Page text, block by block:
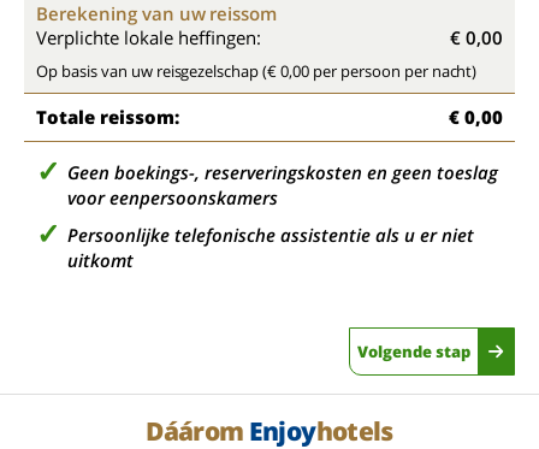
Berekening van uw reissom
Verplichte lokale heffingen:
€ 0,00
Op basis van uw reisgezelschap (€ 0,00 per persoon per nacht)
Totale reissom: € 0,00
Geen boekings-, reserveringskosten en geen toeslag
voor eenpersoonskamers
Persoonlijke telefonische assistentie als u er niet
uitkomt
Volgende stap
Dáárom Enjoyhotels